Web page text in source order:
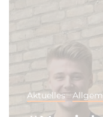
Aktuelles